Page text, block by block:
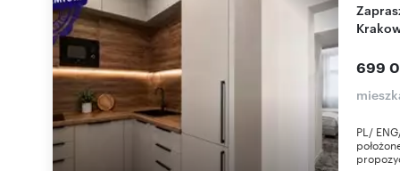
Zapraszam do mieszkania 28 m² w centrum
699
PL/